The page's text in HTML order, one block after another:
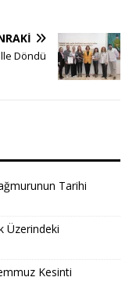
Döndü
Tarihi
Üzerindeki
Kesinti